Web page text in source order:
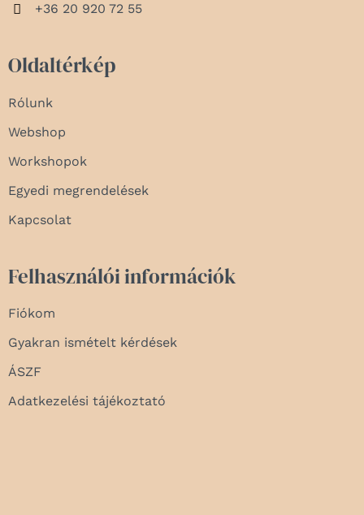
+36 20 920 72 55
Oldaltérkép
Rólunk
Webshop
Workshopok
Egyedi megrendelések
Kapcsolat
Felhasználói információk
Fiókom
Gyakran ismételt kérdések
ÁSZF
Adatkezelési tájékoztató